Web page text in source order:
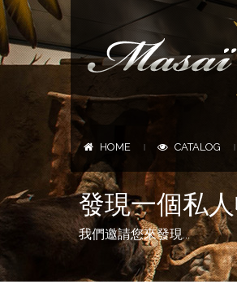
HOME CATALOG
發現一個私
我們邀請您來發現...